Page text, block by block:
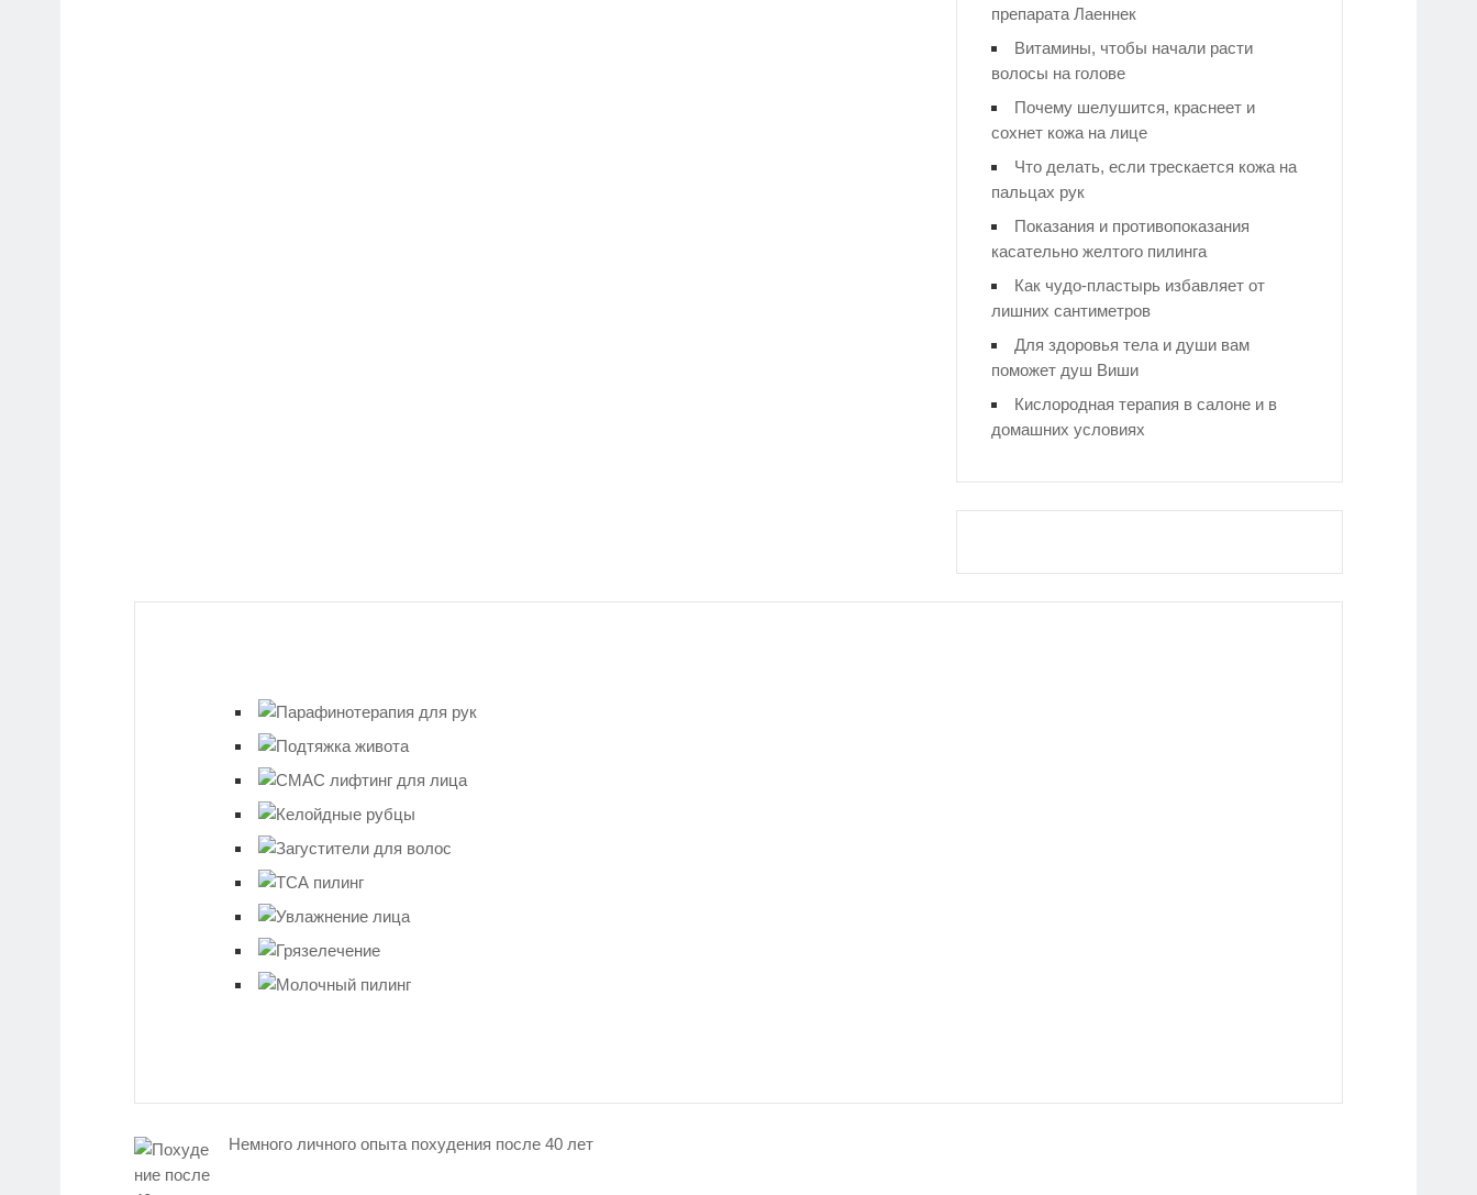
препарата Лаеннек
Витамины, чтобы начали расти
волосы на голове
Почему шелушится, краснеет и
сохнет кожа на лице
Что делать, если трескается кожа на
пальцах рук
Показания и противопоказания
касательно желтого пилинга
Как чудо-пластырь избавляет от
лишних сантиметров
Для здоровья тела и души вам
поможет душ Виши
Кислородная терапия в салоне и в
домашних условиях
Немного личного опыта похудения после 40 лет